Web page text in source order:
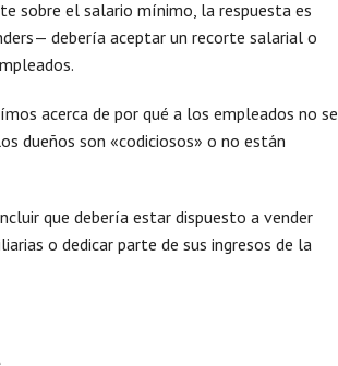
sobre el salario mínimo, la respuesta es
debería aceptar un recorte salarial o
acerca de por qué a los empleados no se
dueños son «codiciosos» o no están
que debería estar dispuesto a vender
o dedicar parte de sus ingresos de la